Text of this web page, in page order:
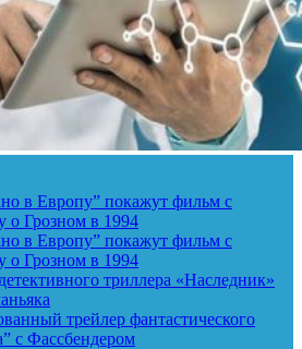
в Европу” покажут фильм с
о Грозном в 1994
в Европу” покажут фильм с
о Грозном в 1994
триллера «Наследник»
трейлер фантастического
с Фассбендером